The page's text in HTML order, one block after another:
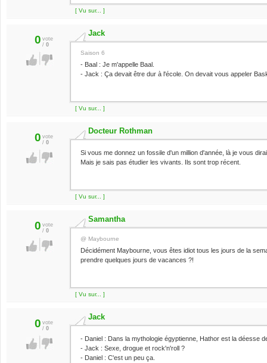
[ Vu sur... ]
0 vote
/ 0
Jack
Saison 6
- Baal : Je m'appelle Baal.
- Jack : Ça devait être dur à l'école. On devait vous appeler
[ Vu sur... ]
0 vote
/ 0
Docteur Rothman
Si vous me donnez un fossile d'un million d'année, là je vous
Mais je sais pas étudier les vivants. Ils sont trop récent.
[ Vu sur... ]
0 vote
/ 0
Samantha
@ Maybourne
Décidément Maybourne, vous êtes idiot tous les jours de la
prendre quelques jours de vacances ?!
[ Vu sur... ]
0 vote
/ 0
Jack
- Daniel : Dans la mythologie égyptienne, Hathor est la déesse
- Jack : Sexe, drogue et rock'n'roll ?
- Daniel : C'est un peu ça.